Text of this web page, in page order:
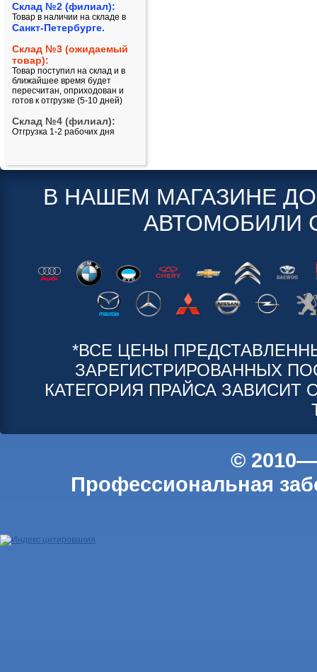
Склад №2 (филиал):
Товар в наличии на складе в
Санкт-Петербурге.
Склад №3 (ожидаемый
товар):
Товар поступил на склад и в
ближайшее время будет
пересчитан, оприходован и
готов к отгрузке (5-10 дней)
Склад №4 (филиал):
Отгрузка 1-2 рабочих дня
В НАШЕМ МАГАЗИНЕ
АВТОМОБИЛИ
*ВСЕ ЦЕНЫ
ЗАРЕГИСТРИРОВАННЫХ
КАТЕГОРИЯ ПРАЙСА ЗАВИСИТ
©
Профессиональная